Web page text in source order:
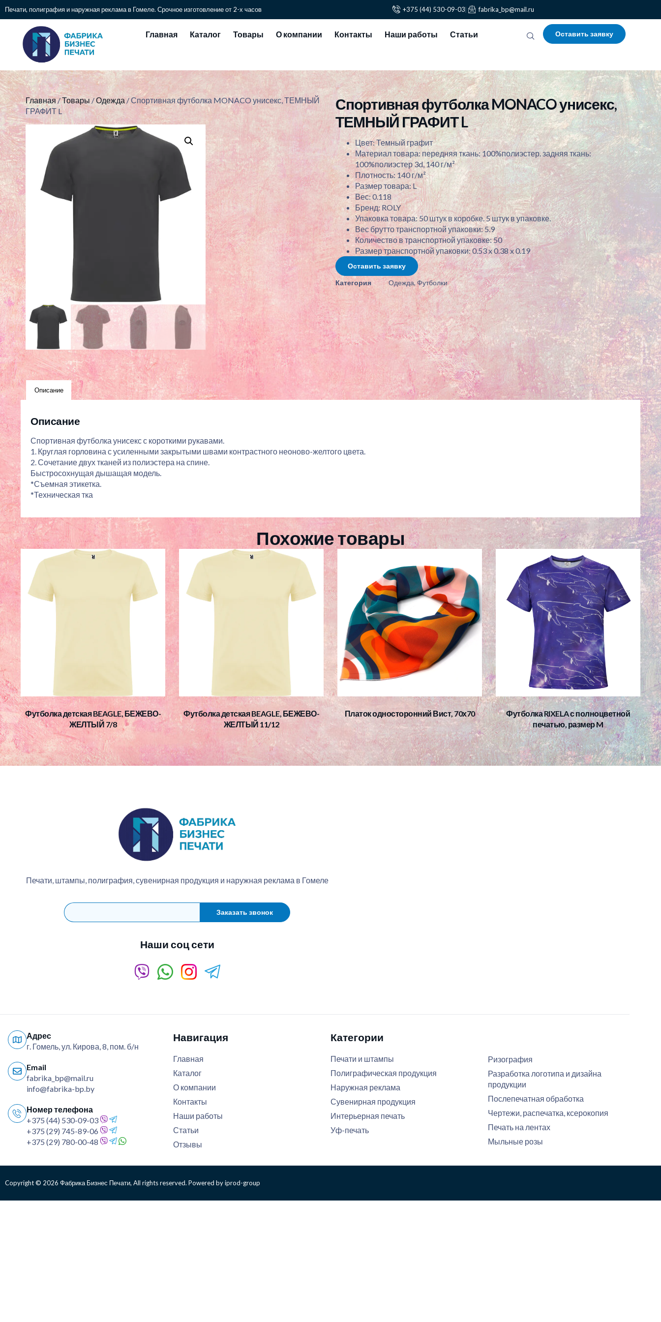
Печати, полиграфия и наружная реклама в Гомеле. Срочное изготовление от 2-х часов +375 (44) 530-09-03 fabrika_bp@mail.ru
Главная Каталог Товары О компании Контакты Наши работы Статьи Оставить заявку
Главная/Товары/Одежда / Спортивная футболка MONACO унисекс, ТЕМНЫЙ
ГРАФИТ L
Спортивная футболка MONACO унисекс,
ТЕМНЫЙ ГРАФИТ L
Цвет: Темный графит
Материал товара: передняя ткань: 100%полиэстер. задняя ткань:
100%полиэстер 3d, 140 г/м²
Плотность: 140 г/м²
Размер товара: L
Вес: 0.118
Бренд: ROLY
Упаковка товара: 50 штук в коробке. 5 штук в упаковке.
Вес брутто транспортной упаковки: 5.9
Количество в транспортной упаковке: 50
Размер транспортной упаковки: 0.53 x 0.38 x 0.19
Оставить заявку
Категория
Одежда,Футболки
Описание
Описание
Спортивная футболка унисекс с короткими рукавами.
1. Круглая горловина с усиленными закрытыми швами контрастного неоново-желтого цвета.
2. Сочетание двух тканей из полиэстера на спине.
Быстросохнущая дышащая модель.
*Съемная этикетка.
*Техническая тка
Похожие товары
Футболка детская BEAGLE, БЕЖЕВО-
ЖЕЛТЫЙ 7/8
Футболка детская BEAGLE, БЕЖЕВО-
ЖЕЛТЫЙ 11/12
Платок односторонний Вист, 70х70
Футболка RIXELA с полноцветной
печатью, размер M
Печати, штампы, полиграфия, сувенирная продукция и наружная реклама в Гомеле
Заказать звонок
Наши соц сети
Адрес
г. Гомель, ул. Кирова, 8, пом. б/н
Email
fabrika_bp@mail.ru
info@fabrika-bp.by
Номер телефона
+375 (44) 530-09-03
+375 (29) 745-89-06
+375 (29) 780-00-48
Навигация
Главная
Каталог
О компании
Контакты
Наши работы
Статьи
Отзывы
Категории
Печати и штампы
Полиграфическая продукция
Наружная реклама
Сувенирная продукция
Интерьерная печать
Уф-печать
Ризография
Разработка логотипа и дизайна
продукции
Послепечатная обработка
Чертежи, распечатка, ксерокопия
Печать на лентах
Мыльные розы
Copyright © 2026 Фабрика Бизнес Печати, All rights reserved. Powered by iprod-group